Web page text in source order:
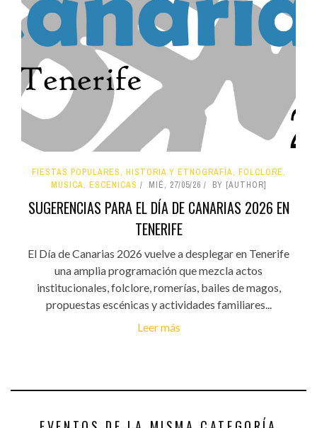
FIESTAS POPULARES, HISTORIA Y ETNOGRAFÍA, FOLCLORE,
MÚSICA, ESCÉNICAS
MIÉ, 27/05/26 BY [AUTHOR]
SUGERENCIAS PARA EL DÍA DE CANARIAS 2026 EN
TENERIFE
El Día de Canarias 2026 vuelve a desplegar en Tenerife
una amplia programación que mezcla actos
institucionales, folclore, romerías, bailes de magos,
propuestas escénicas y actividades familiares...
Leer más